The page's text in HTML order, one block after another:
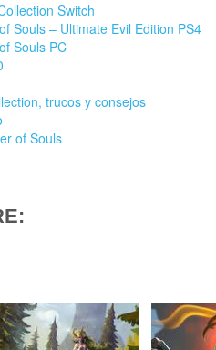
Switch
Souls – Ultimate Evil Edition PS4
Souls PC
trucos y consejos
of Souls